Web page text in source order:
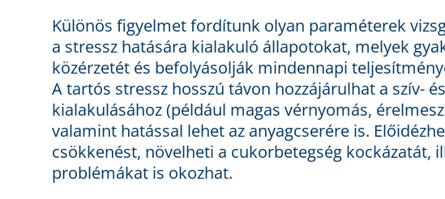
Különös figyelmet fordítunk olyan paraméterek
a stressz hatására kialakuló állapotokat, melyek
közérzetét és befolyásolják mindennapi
A tartós stressz hosszú távon hozzájárulhat a szív-
kialakulásához (például magas vérnyomás,
valamint hatással lehet az anyagcserére is.
csökkenést, növelheti a cukorbetegség kockázatát,
problémákat is okozhat.